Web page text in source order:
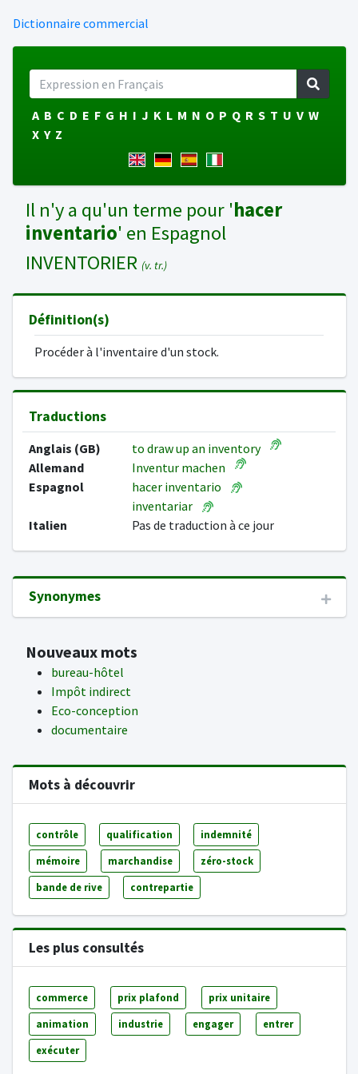
Dictionnaire commercial
A B C D E F G H I J K L M N O P Q R S T U V W
X Y Z
Il n'y a qu'un terme pour 'hacer
inventario' en Espagnol
INVENTORIER (v. tr.)
Définition(s)
Procéder à l'inventaire d'un stock.
Traductions
Anglais (GB)
to draw up an inventory
Allemand
Inventur machen
Espagnol
hacer inventario
inventariar
Italien
Pas de traduction à ce jour
Synonymes
Nouveaux mots
bureau-hôtel
Impôt indirect
Eco-conception
documentaire
Mots à découvrir
contrôle qualification indemnité
mémoire marchandise zéro-stock
bande de rive contrepartie
Les plus consultés
commerce prix plafond prix unitaire
animation industrie engager entrer
exécuter